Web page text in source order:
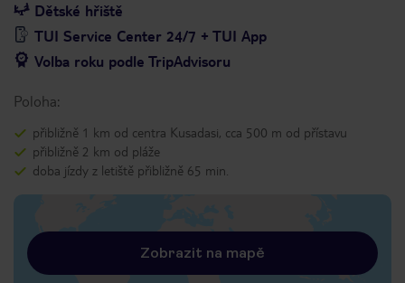
Dětské hřiště
TUI Service Center 24/7 + TUI App
Volba roku podle TripAdvisoru
Poloha:
přibližně 1 km od centra Kusadasi, cca 500 m od přístavu
přibližně 2 km od pláže
doba jízdy z letiště přibližně 65 min.
Zobrazit na mapě